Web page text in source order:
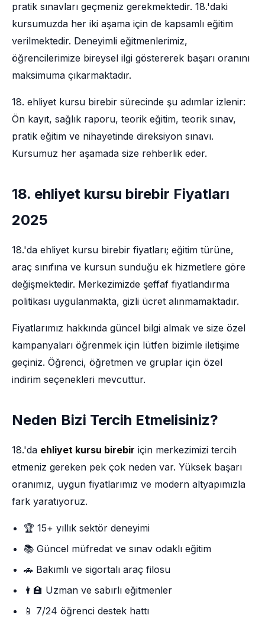
pratik sınavları geçmeniz gerekmektedir. 18.'daki
kursumuzda her iki aşama için de kapsamlı eğitim
verilmektedir. Deneyimli eğitmenlerimiz,
öğrencilerimize bireysel ilgi göstererek başarı oranını
maksimuma çıkarmaktadır.
18. ehliyet kursu birebir sürecinde şu adımlar izlenir:
Ön kayıt, sağlık raporu, teorik eğitim, teorik sınav,
pratik eğitim ve nihayetinde direksiyon sınavı.
Kursumuz her aşamada size rehberlik eder.
18. ehliyet kursu birebir Fiyatları
2025
18.'da ehliyet kursu birebir fiyatları; eğitim türüne,
araç sınıfına ve kursun sunduğu ek hizmetlere göre
değişmektedir. Merkezimizde şeffaf fiyatlandırma
politikası uygulanmakta, gizli ücret alınmamaktadır.
Fiyatlarımız hakkında güncel bilgi almak ve size özel
kampanyaları öğrenmek için lütfen bizimle iletişime
geçiniz. Öğrenci, öğretmen ve gruplar için özel
indirim seçenekleri mevcuttur.
Neden Bizi Tercih Etmelisiniz?
18.'da ehliyet kursu birebir için merkezimizi tercih
etmeniz gereken pek çok neden var. Yüksek başarı
oranımız, uygun fiyatlarımız ve modern altyapımızla
fark yaratıyoruz.
🏆 15+ yıllık sektör deneyimi
📚 Güncel müfredat ve sınav odaklı eğitim
🚗 Bakımlı ve sigortalı araç filosu
👨‍🏫 Uzman ve sabırlı eğitmenler
📱 7/24 öğrenci destek hattı